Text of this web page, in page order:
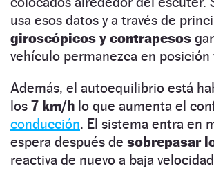
usa esos datos y a través de
giroscópicos y contrapesos
vehículo permanezca en posición
Además, el autoequilibrio está
los 7 km/h lo que aumenta el
conducción. El sistema entra en
espera después de sobrepasar
reactiva de nuevo a baja